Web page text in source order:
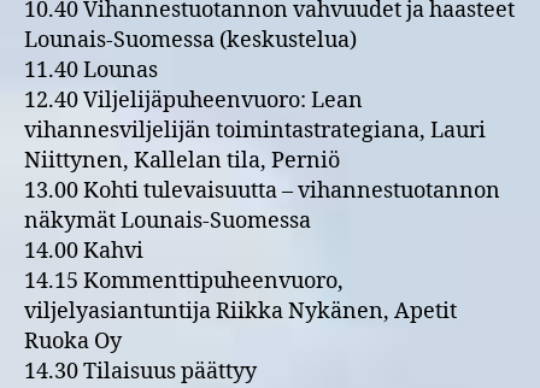
10.40 Vihannestuotannon vahvuudet ja haasteet
Lounais-Suomessa (keskustelua)
11.40 Lounas
12.40 Viljelijäpuheenvuoro: Lean
vihannesviljelijän toimintastrategiana, Lauri
Niittynen, Kallelan tila, Perniö
13.00 Kohti tulevaisuutta – vihannestuotannon
näkymät Lounais-Suomessa
14.00 Kahvi
14.15 Kommenttipuheenvuoro,
viljelyasiantuntija Riikka Nykänen, Apetit
Ruoka Oy
14.30 Tilaisuus päättyy